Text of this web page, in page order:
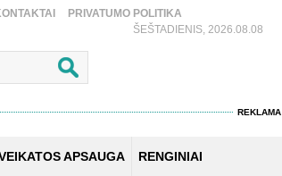
PRIVATUMO POLITIKA
ŠEŠTADIENIS, 2026.08.08
REKLAMA
APSAUGA RENGINIAI